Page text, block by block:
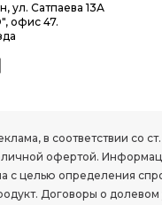
ул. Сатпаева 13А
офис 47.
в соответствии со
офертой.
с целью определения
Договоры о долевом